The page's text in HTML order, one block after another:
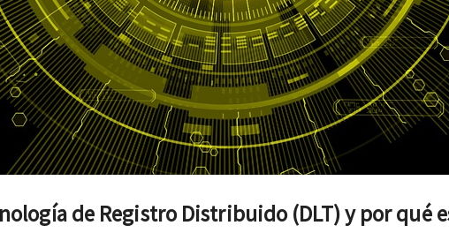
de Registro Distribuido (DLT) y por qué